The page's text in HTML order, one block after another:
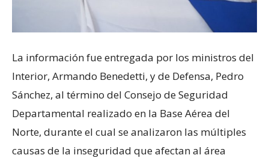
La información fue entregada por los ministros del
Interior, Armando Benedetti, y de Defensa, Pedro
Sánchez, al término del Consejo de Seguridad
Departamental realizado en la Base Aérea del
Norte, durante el cual se analizaron las múltiples
causas de la inseguridad que afectan al área